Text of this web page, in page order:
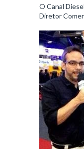
O Canal
Diretor